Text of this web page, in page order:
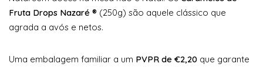
Fruta Drops Nazaré ® (250g) são aquele clássico que
agrada a avós e netos.
Uma embalagem familiar a um PVPR de €2,20 que garante